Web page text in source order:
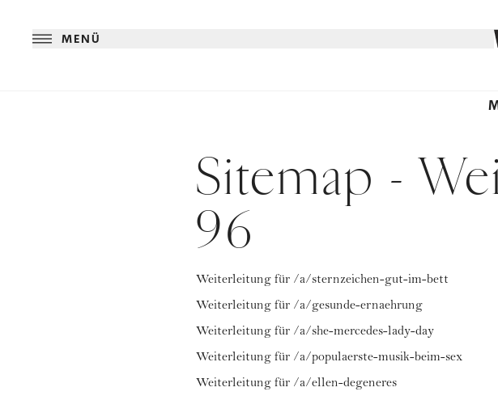
MENÜ
Sitemap -
96
Weiterleitung für /a/sternzeichen-gut-im-bett
Weiterleitung für /a/gesunde-ernaehrung
Weiterleitung für /a/she-mercedes-lady-day
Weiterleitung für /a/populaerste-musik-beim-sex
Weiterleitung für /a/ellen-degeneres